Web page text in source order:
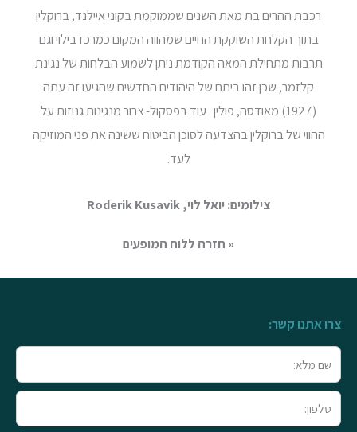
רכבת ההרים בת מאת השנים שממוקמת בקוני איילנד, ברוקלין
בתוך הקלחת השוקקת החיים שמהווה המקום כמרכז בילוי וגם
תרבות מתחילת המאה הקודמת ניתן לשמוע הבלחות של נגינת
קלזמר, שכן זהו ביתם של היהודים החדשים שהגיעו זה עתה
(1927) מאודסה, פולין . עוד בפסקול- צרור מנגינות גנוזות על
ההווי של ברוקלין בהצדעה לסוכן הביטוח ששינה את פני המוזיקה
לעד.
צילומים: יואל לוי, Roderik Kusavik
« חזרה ללוח המופעים
צרו אתנו קשר:
מלא
טלפון